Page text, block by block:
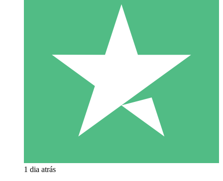
1 dia atrás